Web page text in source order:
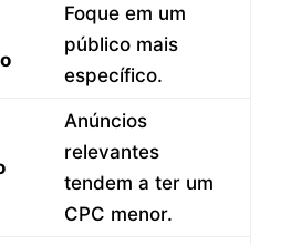
Foque em um
público mais
específico.
Anúncios
relevantes
tendem a ter um
CPC menor.